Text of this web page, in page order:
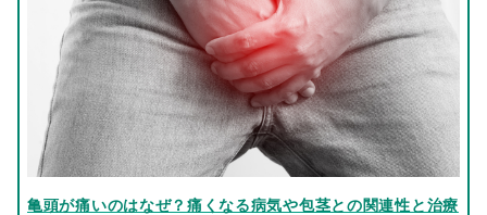
亀頭が痛いのはなぜ？痛くなる病気や包茎との関連性と治療